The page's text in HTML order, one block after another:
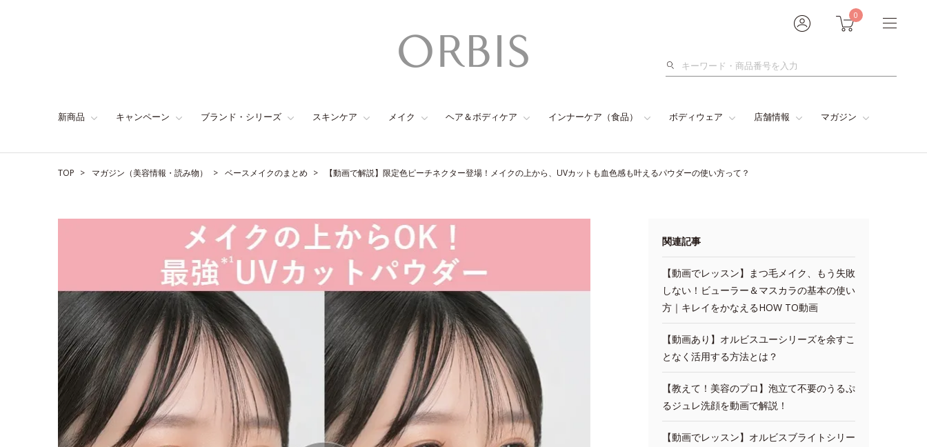
0
検
新商品 キャンペーン ブランド・シリーズ スキンケア メイク ヘア＆ボディケア インナーケア（食品） ボディウェア 店舗情報 マガジン
TOP マガジン（美容情報・読み物） ベースメイクのまとめ 【動画で解説】限定色ピーチネクター登場！メイクの上から、UVカットも血色感も叶えるパウダーの使い方って？
関連記事
【動画でレッスン】まつ毛メイク、もう失敗
しない！ビューラー＆マスカラの基本の使い
方｜キレイをかなえるHOW TO動画
【動画あり】オルビスユーシリーズを余すこ
となく活用する方法とは？
【教えて！美容のプロ】泡立て不要のうるぷ
るジュレ洗顔を動画で解説！
【動画でレッスン】オルビスブライトシリー